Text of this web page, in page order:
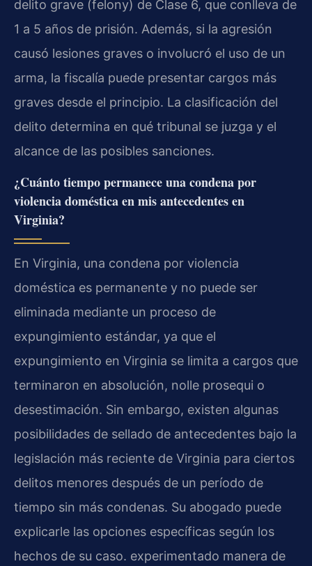
delito grave (felony) de Clase 6, que conlleva de
1 a 5 años de prisión. Además, si la agresión
causó lesiones graves o involucró el uso de un
arma, la fiscalía puede presentar cargos más
graves desde el principio. La clasificación del
delito determina en qué tribunal se juzga y el
alcance de las posibles sanciones.
¿Cuánto tiempo permanece una condena por
violencia doméstica en mis antecedentes en
Virginia?
En Virginia, una condena por violencia
doméstica es permanente y no puede ser
eliminada mediante un proceso de
expungimiento estándar, ya que el
expungimiento en Virginia se limita a cargos que
terminaron en absolución, nolle prosequi o
desestimación. Sin embargo, existen algunas
posibilidades de sellado de antecedentes bajo la
legislación más reciente de Virginia para ciertos
delitos menores después de un período de
tiempo sin más condenas. Su abogado puede
explicarle las opciones específicas según los
hechos de su caso. experimentado manera de